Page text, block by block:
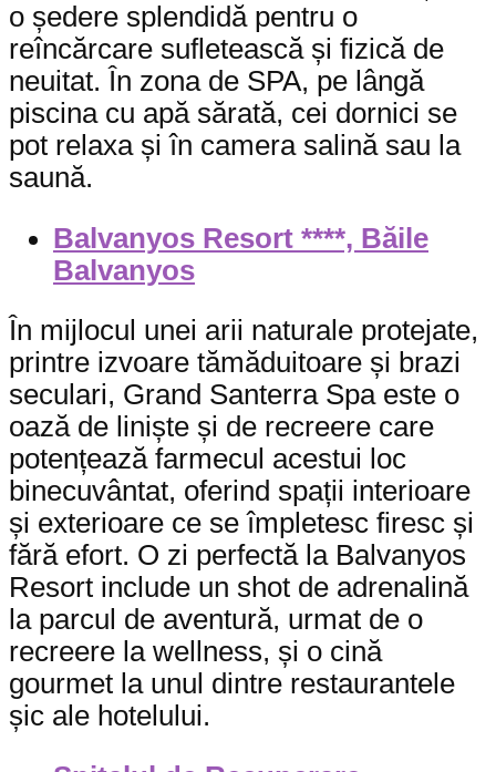
o ședere splendidă pentru o
reîncărcare sufletească și fizică de
neuitat. În zona de SPA, pe lângă
piscina cu apă sărată, cei dornici se
pot relaxa și în camera salină sau la
saună.
Balvanyos Resort ****, Băile
Balvanyos
În mijlocul unei arii naturale protejate,
printre izvoare tămăduitoare și brazi
seculari, Grand Santerra Spa este o
oază de liniște și de recreere care
potențează farmecul acestui loc
binecuvântat, oferind spații interioare
și exterioare ce se împletesc firesc și
fără efort. O zi perfectă la Balvanyos
Resort include un shot de adrenalină
la parcul de aventură, urmat de o
recreere la wellness, și o cină
gourmet la unul dintre restaurantele
șic ale hotelului.